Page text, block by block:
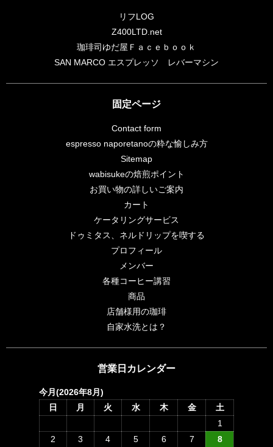
リフLOG
Z400LTD.net
珈琲司ゆだ屋Ｆａｃｅｂｏｏｋ
SAN MARCO エスプレッソ レバーマシン
固定ページ
Contact form
espresso naporetanoの粋な愉しみ方
Sitemap
wabisukeの焙煎ポイント
お買い物の詳しいご案内
カート
ケータリングサービス
ドゥミタス、ネルドリップを喫する
プロフィール
メンバー
各種コーヒー講習
商品
店舗様用の珈琲
自家水洗とは？
営業日カレンダー
今月(2026年8月)
日
月 火 水 木 金
土
1
2
3 4 5 6 7 8